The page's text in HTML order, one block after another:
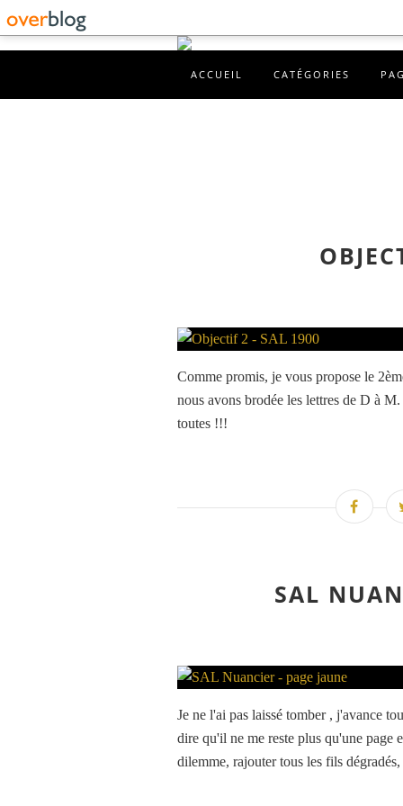
ACCUEIL CATÉGORIES
Comme promis, je vous propose le
nous avons brodée les lettres de D à
toutes !!!
SAL
Je ne l'ai pas laissé tomber , j'avance
dire qu'il ne me reste plus qu'une
dilemme, rajouter tous les fils